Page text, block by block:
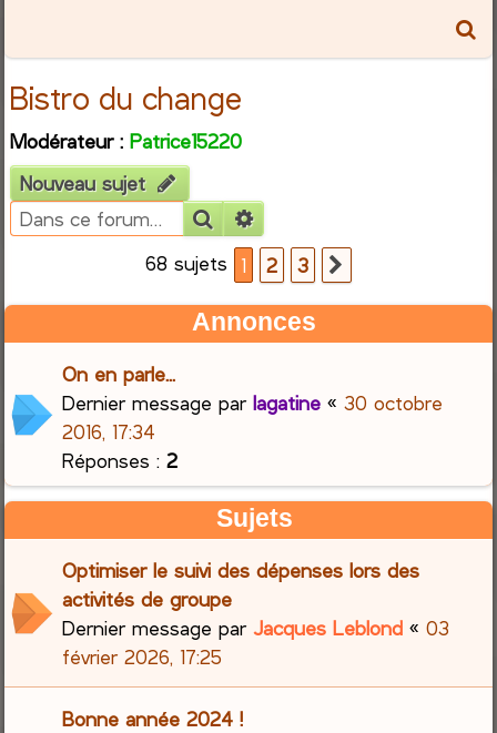
c
h
Bistro du change
Modérateur : Patrice15220
Nouveau sujet
Rechercher
68 sujets
1 2 3
Annonces
On en parle...
Dernier message parlagatine «30 octobre
2016, 17:34
Réponses :2
Sujets
Optimiser le suivi des dépenses lors des
activités de groupe
Dernier message parJacques Leblond «03
février 2026, 17:25
Bonne année 2024 !